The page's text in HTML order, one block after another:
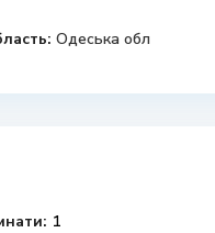
Одеська обл
1